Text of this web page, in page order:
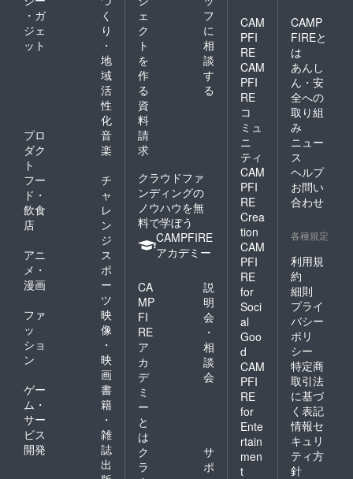
せて頂
きま
す。 山
田さん
の個
展 ス
パーフ
ラット
ホライ
ゾン開
催！
japanes
efloorta
tam.wix
site.co
m/yam
・ガ
ジェ
ット
く
り
・
地
域
活
性
化
プロ
ダク
ト
音
楽
フー
ド・
飲食
店
チ
ャ
レ
ン
ジ
アニ
メ・
漫画
ス
ポ
ー
ツ
ファ
ッ
ショ
ン
映
像
・
映
画
ゲー
ム・
サー
ビス
開発
書
籍
・
雑
誌
出
ェ
ク
ト
を
作
る
フ
に
相
談
す
る
資
料
請
求
クラウドファ
ンディングの
ノウハウを無
料で学ぼう
CAMPFIRE
アカデミー
CA
MP
FI
RE
ア
カ
デ
ミ
ー
と
は
説
明
会
・
相
談
会
ク
ラ
サ
ポ
CAM
PFI
RE
CAM
PFI
RE
コ
ミュ
ニ
ティ
CAM
PFI
RE
Crea
tion
CAM
PFI
RE
for
Soci
al
Goo
d
CAM
PFI
RE
for
Ente
rtain
men
t
CAMP
FIREと
は
あんし
ん・安
全への
取り組
み
ニュー
ス
ヘルプ
お問い
合わせ
各種規定
利用規
約
細則
プライ
バシー
ポリ
シー
特定商
取引法
に基づ
く表記
情報セ
キュリ
ティ方
針